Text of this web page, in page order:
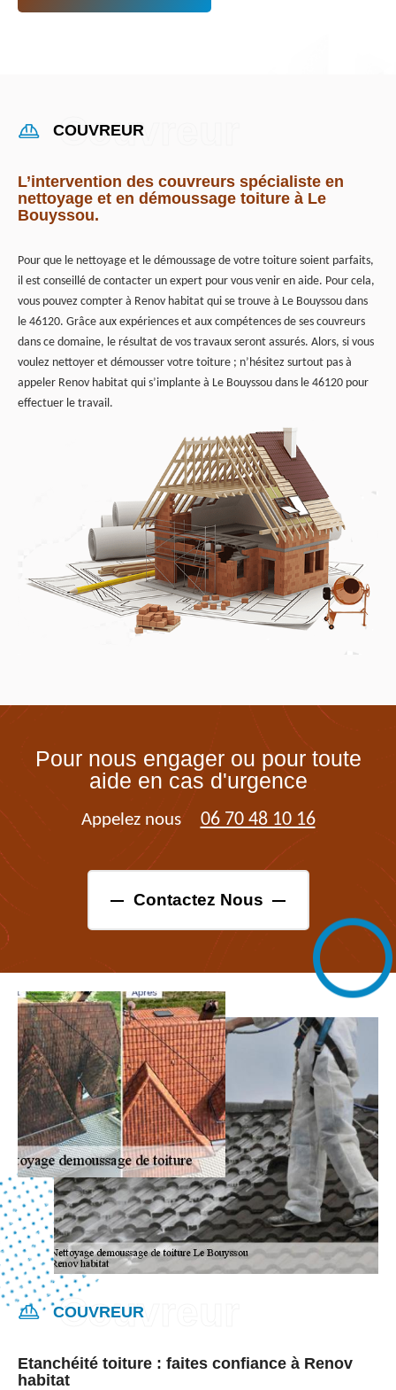
COUVREUR
L’intervention des couvreurs spécialiste en
nettoyage et en démoussage toiture à Le
Bouyssou.
Pour que le nettoyage et le démoussage de votre toiture soient parfaits,
il est conseillé de contacter un expert pour vous venir en aide. Pour cela,
vous pouvez compter à Renov habitat qui se trouve à Le Bouyssou dans
le 46120. Grâce aux expériences et aux compétences de ses couvreurs
dans ce domaine, le résultat de vos travaux seront assurés. Alors, si vous
voulez nettoyer et démousser votre toiture ; n’hésitez surtout pas à
appeler Renov habitat qui s’implante à Le Bouyssou dans le 46120 pour
effectuer le travail.
Pour nous engager ou pour toute
aide en cas d'urgence
Appelez nous 06 70 48 10 16
Contactez Nous
COUVREUR
Etanchéité toiture : faites confiance à Renov
habitat